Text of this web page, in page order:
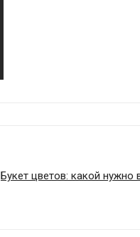
Букет цветов: какой нужно